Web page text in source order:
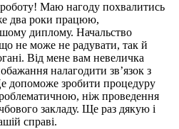
Маю нагоду похвалитись
два роки працюю,
диплому. Начальство
не може не радувати, так й
Від мене вам невеличка
налагодити зв’язок з
допоможе зробити процедуру
ніж проведення
закладу. Ще раз дякую і
справі.